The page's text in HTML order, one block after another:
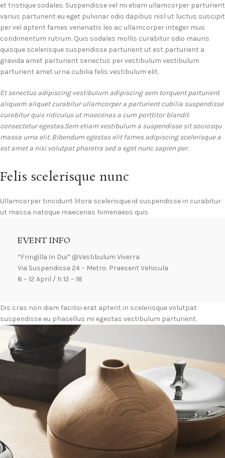
et tristique sodales. Suspendisse vel mi etiam ullamcorper parturient
varius parturient eu eget pulvinar odio dapibus nisl ut luctus suscipit
per vel aptent fames venenatis leo ac ullamcorper integer mus
condimentum rutrum. Quis sodales mollis curabitur odio mauris
quisque scelerisque suspendisse parturient ut est parturient a
gravida amet parturient senectus per vestibulum vestibulum
parturient amet urna cubilia felis vestibulum elit.
Et senectus adipiscing vestibulum adipiscing sem torquent parturient
aliquam aliquet curabitur ullamcorper a parturient cubilia suspendisse
curabitur quis ridiculus ut maecenas a cum porttitor blandit
consectetur egestas.Sem etiam vestibulum a suspendisse sit sociosqu
massa urna elit. Bibendum egestas elit fames adipiscing scelerisque a
est amet a nisi volutpat pharetra sed a eget nunc sapien per.
Felis scelerisque nunc
Ullamcorper tincidunt litora scelerisque id suspendisse in curabitur
ut massa natoque maecenas himenaeos quis.
EVENT INFO
“Fringilla In Dui” @Vestibulum Viverra
Via Suspendisse 24 – Metro: Praesent Vehicula
8 – 12 April / h 12 – 18
Dis cras non diam facilisi erat aptent in scelerisque volutpat
suspendisse eu phasellus mi egestas vestibulum parturient.